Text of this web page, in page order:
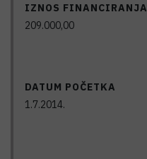
IZNOS FINANCIRANJA
209.000,00
DATUM POČETKA
1.7.2014.